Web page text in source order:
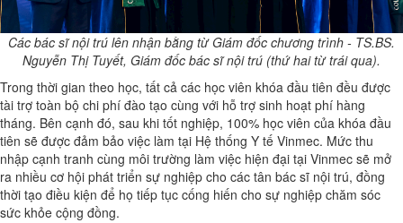
Các bác sĩ nội trú lên nhận bằng từ Giám đốc chương trình - TS.BS.
Nguyễn Thị Tuyết, Giám đốc bác sĩ nội trú (thứ hai từ trái qua).
Trong thời gian theo học, tất cả các học viên khóa đầu tiên đều được
tài trợ toàn bộ chi phí đào tạo cùng với hỗ trợ sinh hoạt phí hàng
tháng. Bên cạnh đó, sau khi tốt nghiệp, 100% học viên của khóa đầu
tiên sẽ được đảm bảo việc làm tại Hệ thống Y tế Vinmec. Mức thu
nhập cạnh tranh cùng môi trường làm việc hiện đại tại Vinmec sẽ mở
ra nhiều cơ hội phát triển sự nghiệp cho các tân bác sĩ nội trú, đồng
thời tạo điều kiện để họ tiếp tục cống hiến cho sự nghiệp chăm sóc
sức khỏe cộng đồng.